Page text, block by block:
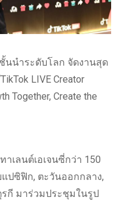
นนำระดับโลก จัดงานสุด
LIVE Creator
Together, Create the
าเลนต์เอเจนซี่กว่า 150
ปซิฟิก, ตะวันออกกลาง,
รกี มาร่วมประชุมในรูป